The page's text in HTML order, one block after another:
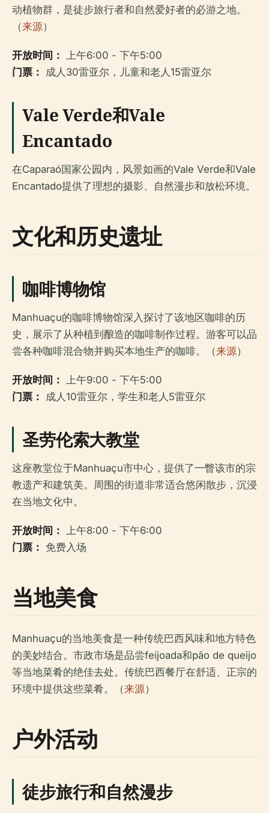
动植物群，是徒步旅行者和自然爱好者的必游之地。
（来源）
开放时间： 上午6:00 - 下午5:00
门票： 成人30雷亚尔，儿童和老人15雷亚尔
Vale Verde和Vale
Encantado
在Caparaó国家公园内，风景如画的Vale Verde和Vale
Encantado提供了理想的摄影、自然漫步和放松环境。
文化和历史遗址
咖啡博物馆
Manhuaçu的咖啡博物馆深入探讨了该地区咖啡的历
史，展示了从种植到酿造的咖啡制作过程。游客可以品
尝各种咖啡混合物并购买本地生产的咖啡。（来源）
开放时间： 上午9:00 - 下午5:00
门票： 成人10雷亚尔，学生和老人5雷亚尔
圣劳伦索大教堂
这座教堂位于Manhuaçu市中心，提供了一瞥该市的宗
教遗产和建筑美。周围的街道非常适合悠闲散步，沉浸
在当地文化中。
开放时间： 上午8:00 - 下午6:00
门票： 免费入场
当地美食
Manhuaçu的当地美食是一种传统巴西风味和地方特色
的美妙结合。市政市场是品尝feijoada和pão de queijo
等当地菜肴的绝佳去处。传统巴西餐厅在舒适、正宗的
环境中提供这些菜肴。（来源）
户外活动
徒步旅行和自然漫步